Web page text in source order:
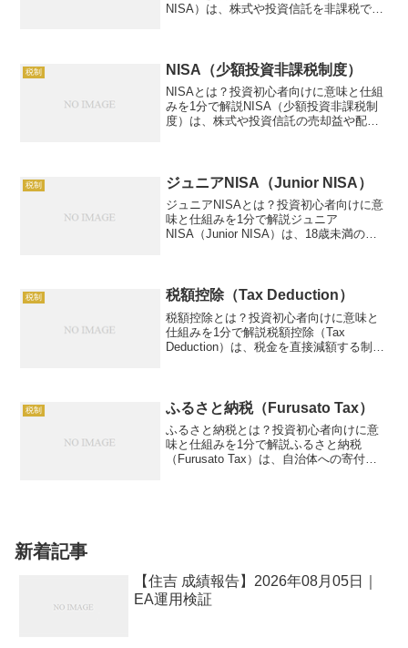
NISA）は、株式や投資信託を非課税で運
税制 NISA（少額投資非課税制度）
NISAとは？投資初心者向けに意味と仕組
みを1分で解説NISA（少額投資非課税制
度）は、株式や投資信託の売却益や配当
NISAの仕組み...
税制 ジュニアNISA（Junior NISA）
ジュニアNISAとは？投資初心者向けに意
味と仕組みを1分で解説ジュニア
NISA（Junior NISA）は、18歳未満の子
税。...
税制 税額控除（Tax Deduction）
税額控除とは？投資初心者向けに意味と
仕組みを1分で解説税額控除（Tax
Deduction）は、税金を直接減額する制度
例を、初心...
税制 ふるさと納税（Furusato Tax）
ふるさと納税とは？投資初心者向けに意
味と仕組みを1分で解説ふるさと納税
（Furusato Tax）は、自治体への寄付で
新着記事
【住吉 成績報告】2026年08月05日｜
EA運用検証